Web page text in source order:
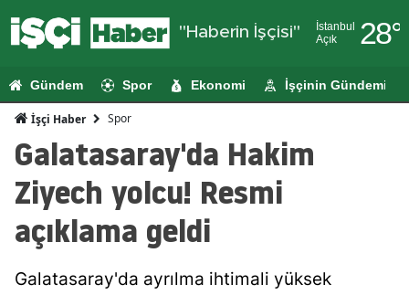
"Haberin İşçisi"
İstanbul
Açık
28°
Adıyaman
Gündem Spor Ekonomi İşçinin Gündemi
İşçi Haber Spor
Galatasaray'da Hakim
Ziyech yolcu! Resmi
açıklama geldi
Galatasaray'da ayrılma ihtimali yüksek